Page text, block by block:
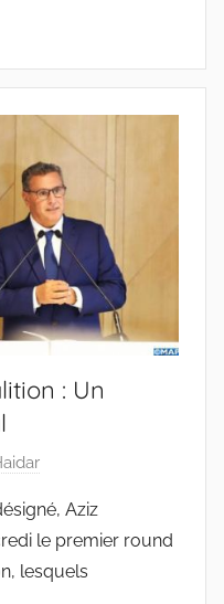
: Un
Aziz
le premier round
lesquels